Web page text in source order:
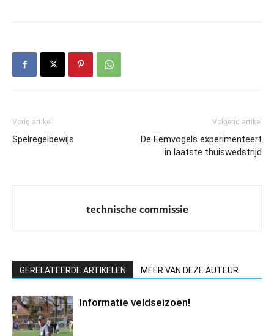
Vorig artikel
Spelregelbewijs
Volgend artikel
De Eemvogels experimenteert
in laatste thuiswedstrijd
technische commissie
GERELATEERDE ARTIKELEN MEER VAN DEZE AUTEUR
Informatie veldseizoen!